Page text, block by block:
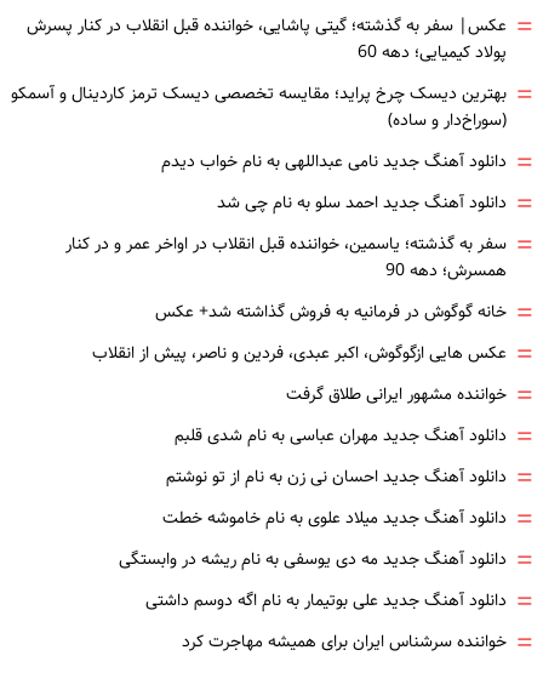
= عکس| سفر به گذشته؛ گیتی پاشایی، خواننده قبل انقلاب در کنار پسرش
پولاد کیمیایی؛ دهه 60
= بهترین دیسک چرخ پراید؛ مقایسه تخصصی دیسک ترمز کاردینال و آسمکو
(سوراخ‌دار و ساده)
= دانلود آهنگ جدید نامی عبداللهی به نام خواب دیدم
= دانلود آهنگ جدید احمد سلو به نام چی شد
= سفر به گذشته؛ یاسمین، خواننده قبل انقلاب در اواخر عمر و در کنار
همسرش؛ دهه 90
= خانه گوگوش در فرمانیه به فروش گذاشته شد+ عکس
= عکس هایی ازگوگوش، اکبر عبدی، فردین و ناصر، پیش از انقلاب
= خواننده مشهور ایرانی طلاق گرفت
= دانلود آهنگ جدید مهران عباسی به نام شدی قلبم
= دانلود آهنگ جدید احسان نی زن به نام از تو نوشتم
= دانلود آهنگ جدید میلاد علوی به نام خاموشه خطت
= دانلود آهنگ جدید مه دی یوسفی به نام ریشه در وابستگی
= دانلود آهنگ جدید علی بوتیمار به نام اگه دوسم داشتی
= خواننده سرشناس ایران برای همیشه مهاجرت کرد